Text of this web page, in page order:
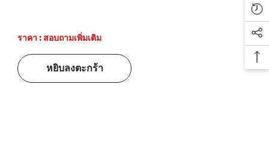
ราคา : สอบถามเพิ่มเติม
หยิบลงตะกร้า